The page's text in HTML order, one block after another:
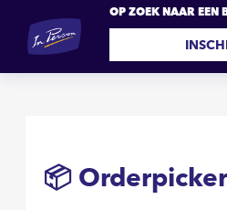
OP ZOEK NAAR EEN
📦
📦 Orderpicker 2-